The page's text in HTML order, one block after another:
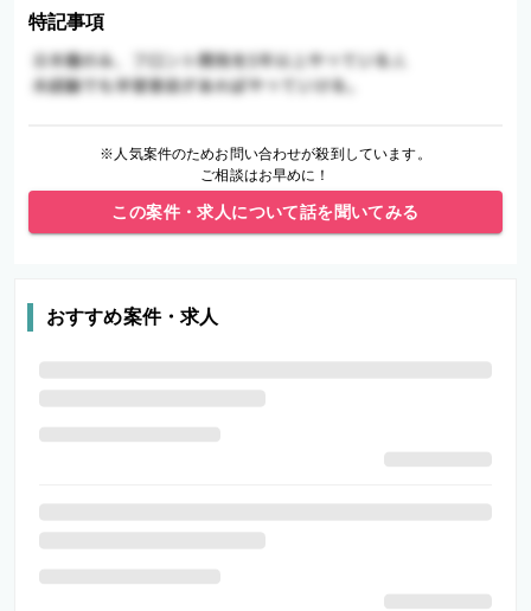
特記事項
※人気案件のためお問い合わせが殺到しています。
ご相談はお早めに！
この案件・求人について話を聞いてみる
おすすめ案件・求人